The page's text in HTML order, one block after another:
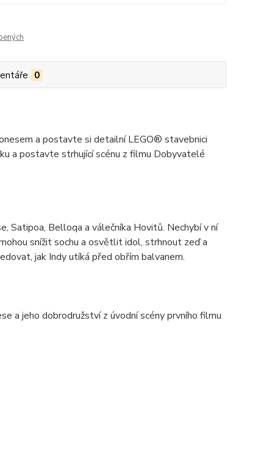
0
a postavte si detailní LEGO® stavebnici
a postavte strhující scénu z filmu Dobyvatelé
Satipoa, Belloqa a válečníka Hovitů. Nechybí v ní
snížit sochu a osvětlit idol, strhnout zeď a
jak Indy utíká před obřím balvanem.
a jeho dobrodružství z úvodní scény prvního filmu